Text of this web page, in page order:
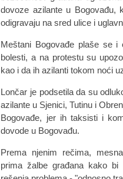
dovoze azilante u Bogovađu,
odigravaju na sred ulice i
Meštani Bogovađe plaše se i
bolesti, a na protestu su
kao i da ih azilanti tokom noći
Lončar je podsetila da su
azilante u Sjenici, Tutinu i
Bogovađe, jer ih taksisti i
dovode u Bogovađu.
Prema njenim rečima,
prima žalbe građana kako